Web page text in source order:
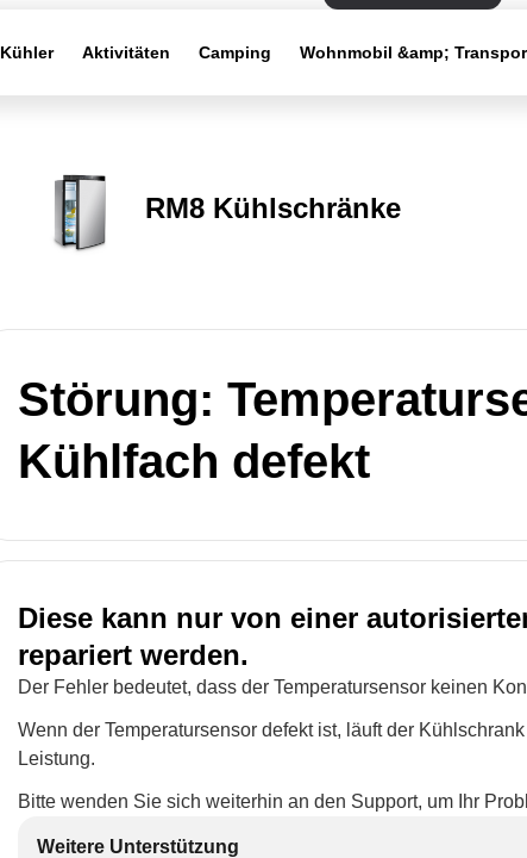
Kühler Aktivitäten Camping Wohnmobil &amp;
RM8 Kühlschränke
Störung:
Kühlfach defekt
Diese kann nur von einer
repariert werden.
Der Fehler bedeutet, dass der Temperatursensor keinen
Wenn der Temperatursensor defekt ist, läuft der
Leistung.
Bitte wenden Sie sich weiterhin an den Support, um Ihr
Weitere Unterstützung